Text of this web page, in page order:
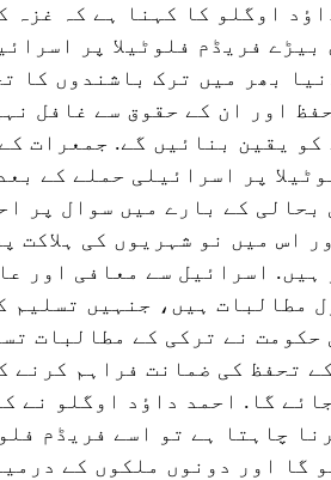
اوگلو کا کہنا ہے کہ غزہ
بیڑے فریڈم فلوٹیلا پر
بھر میں ترک باشندوں کا
اور ان کے حقوق سے غافل
کو یقین بنائیں گے. جمعرات
پر اسرائیلی حملے کے
بحالی کے بارے میں سوال پر
اس میں نو شہریوں کی
ہیں. اسرائیل سے معافی اور
مطالبات ہیں، جنہیں تسلیم
حکومت نے ترکی کے مطالبات
تحفظ کی ضمانت فراہم کرنے
گا. احمد داٶد اوگلو نے
چاہتا ہے تو اسے فریڈم
گا اور دونوں ملکوں کے